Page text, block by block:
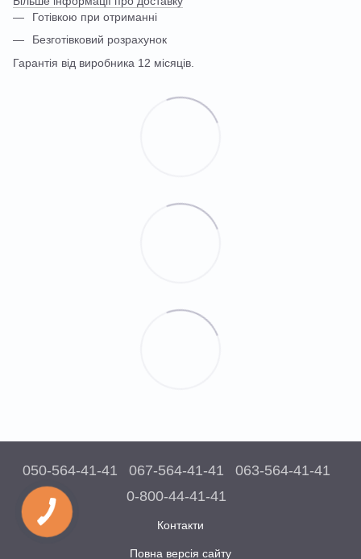
Готівкою при отриманні
Безготівковий розрахунок
Гарантія від виробника 12 місяців.
050-564-41-41 067-564-41-41
063-564-41-41
0-800-44-41-41
Контакти
Повна версія сайту